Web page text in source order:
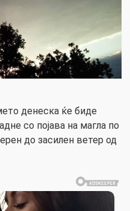
денеска ќе биде
со појава на магла по
до засилен ветер од